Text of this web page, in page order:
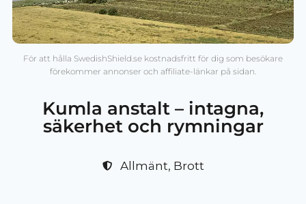
För att hålla SwedishShield.se kostnadsfritt för dig som besökare
förekommer annonser och affiliate-länkar på sidan.
Kumla anstalt – intagna,
säkerhet och rymningar
Allmänt, Brott